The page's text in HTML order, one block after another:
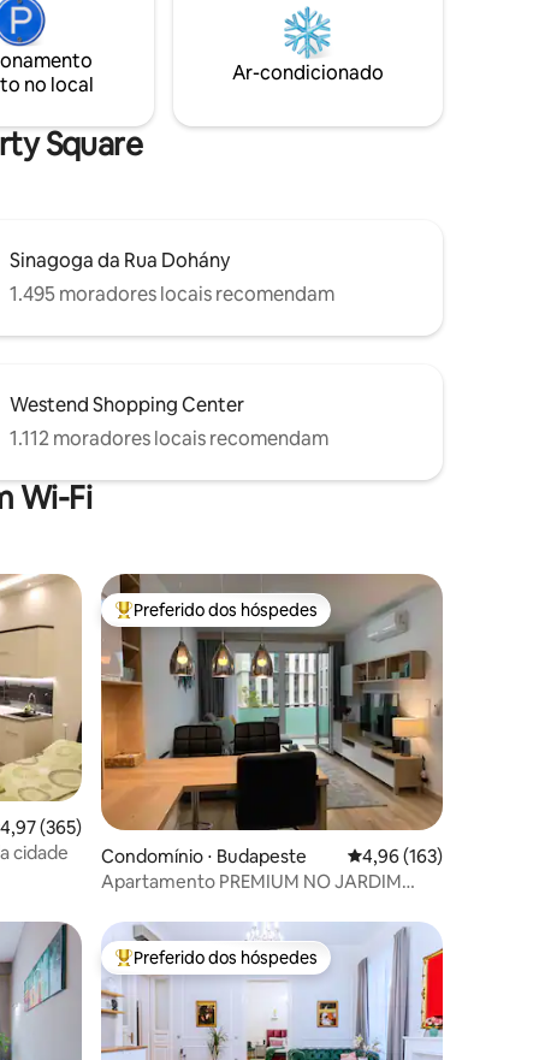
de
de
e
coração da cidade, a 3 minutos a pé do
Parlamento. Você encontrará algumas
recomendações sobre nossos
restaurantes, bares, banhos e clubes
ótima estadia e divirtam-se.
no local
Ar-condicionado
Square
Sinagoga da Rua Dohány
1.495 moradores locais recomendam
Westend Shopping Center
1.112 moradores locais recomendam
Wi-Fi
hóspedes
de uma avaliação média de 5, 365 avaliações
4,97 (365)
cidade
Entre os melhores preferidos dos hóspedes
Preferido dos hóspedes
Condomínio ⋅ Budapeste 4,96 de uma avaliação
4,96 (163)
Apartamento PREMIUM NO JARDIM
Entre os melhores preferidos dos hóspedes
Preferido dos hóspedes